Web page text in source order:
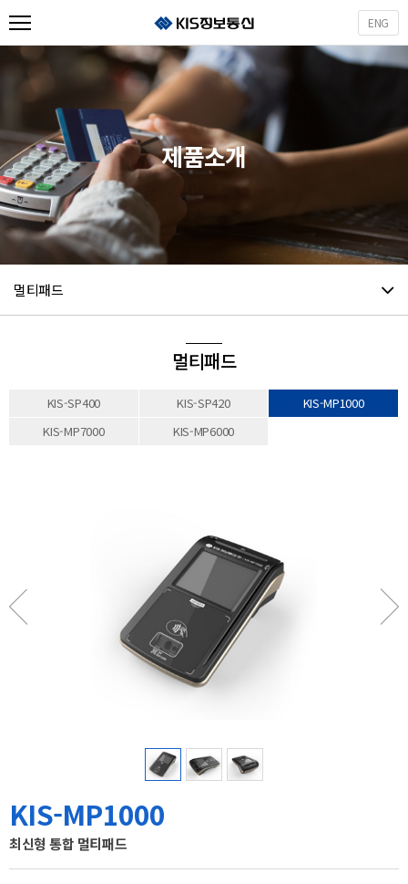
ENG
사업소개
제품소개
인재채용
회사소개
고객지원
사업제휴
제품소개
멀티패드
멀티패드
KIS-SP400 KIS-SP420
KIS-MP1000
KIS-MP7000
KIS-MP6000
KIS-MP1000
최신형 통합 멀티패드